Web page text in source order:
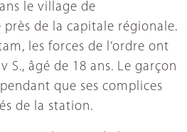
le village de
de la capitale régionale.
les forces de l’ordre ont
S., âgé de 18 ans. Le garçon
que ses complices
de la station.